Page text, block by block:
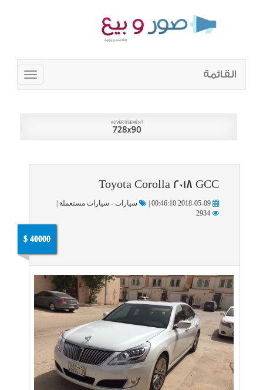
Toggle
navigation
القائمة
Toyota Corolla 2018 GCC
سيارات - سيارات مستعملة |
40000 $